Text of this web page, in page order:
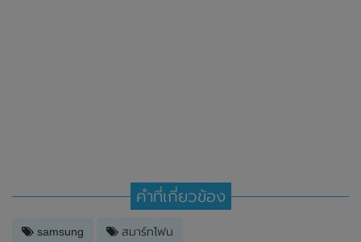
คำที่เกี่ยวข้อง
samsung สมาร์ทโฟน